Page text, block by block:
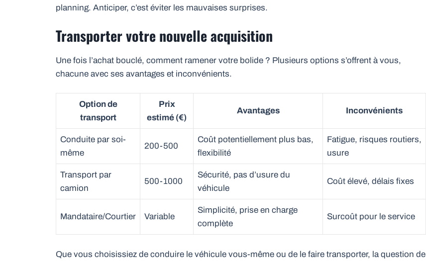
planning. Anticiper, c’est éviter les mauvaises surprises.
Transporter votre nouvelle acquisition
Une fois l’achat bouclé, comment ramener votre bolide ? Plusieurs options s’offrent à vous,
chacune avec ses avantages et inconvénients.
Option de
transport
Prix
estimé (€)
Avantages Inconvénients
Conduite par soi-
même
200-500
Coût potentiellement plus bas,
flexibilité
Fatigue, risques routiers,
usure
Transport par
camion
500-1000
Sécurité, pas d’usure du
véhicule
Coût élevé, délais fixes
Mandataire/Courtier Variable
Simplicité, prise en charge
complète
Surcoût pour le service
Que vous choisissiez de conduire le véhicule vous-même ou de le faire transporter, la question de